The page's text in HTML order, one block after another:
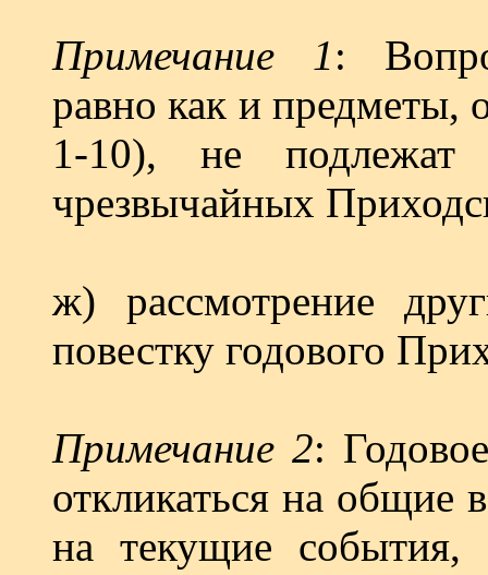
Примечание 1:
равно как и пред­меты,
1-10), не
чрезвычайных
ж) рассмотрение
повестку годового
Примечание 2:
откликаться на общие
на текущие события,